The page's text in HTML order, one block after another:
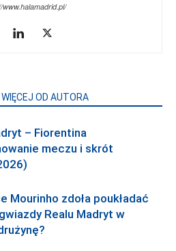
www.halamadrid.pl/
WIĘCEJ OD AUTORA
– Fiorentina
meczu i skrót
Mourinho zdoła poukładać
Realu Madryt w